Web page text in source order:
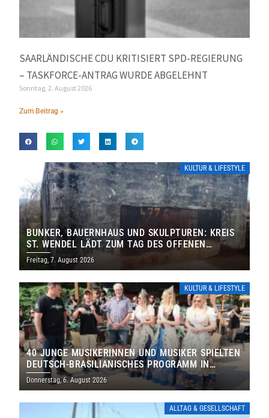
SAARLÄNDISCHE CDU KRITISIERT SPD-REGIERUNG
– TASKFORCE-ANTRAG WURDE ABGELEHNT
Sonntag, 2. August 2026
Zum Beitrag »
KULTUR & LIFESTYLE
BUNKER, BAUERNHAUS UND SKULPTUREN: KREIS
ST. WENDEL LÄDT ZUM TAG DES OFFENEN
DENKMALS EIN
Freitag, 7. August 2026
KULTUR & LIFESTYLE
40 JUNGE MUSIKERINNEN UND MUSIKER SPIELTEN
DEUTSCH-BRASILIANISCHES PROGRAMM IN
THOLEY
Donnerstag, 6. August 2026
ALLTAG & GESELLSCHAFT